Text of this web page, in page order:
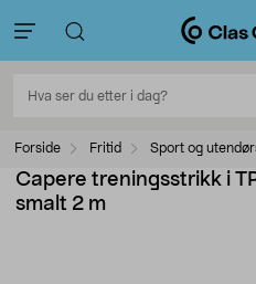
Forside Fritid Sport og
Capere treningsstrikk i
smalt 2 m